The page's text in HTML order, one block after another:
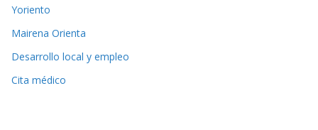
Yoriento
Mairena Orienta
Desarrollo local y empleo
Cita médico